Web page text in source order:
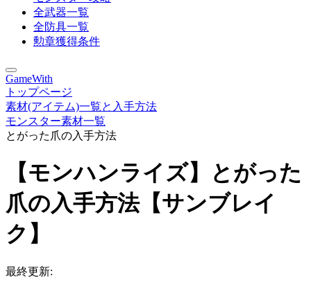
全武器一覧
全防具一覧
勲章獲得条件
GameWith
トップページ
素材(アイテム)一覧と入手方法
モンスター素材一覧
とがった爪の入手方法
【モンハンライズ】とがった
爪の入手方法【サンブレイ
ク】
最終更新: